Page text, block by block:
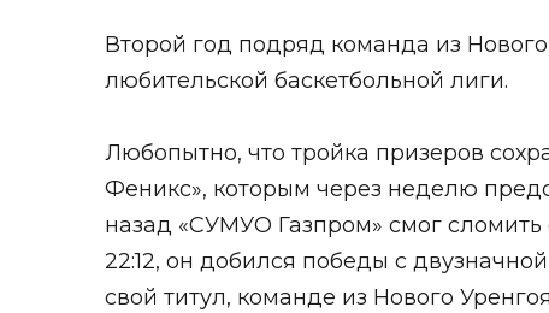
Второй год подряд команда из
любительской баскетбольной лиги.
Любопытно, что тройка призеров
Феникс», которым через неделю
назад «СУМУО Газпром» смог сломить
22:12, он добился победы с
свой титул, команде из Нового